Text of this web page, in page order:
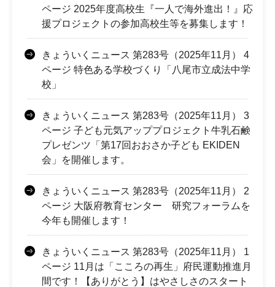
ページ 2025年度高校生『一人で海外進出！』応
援プロジェクトの参加高校生等を募集します！
きょういくニュース 第283号（2025年11月） 4
ページ 特色ある学校づくり「八尾市立成法中学
校」
きょういくニュース 第283号（2025年11月） 3
ページ 子ども元気アッププロジェクト牛乳石鹸
プレゼンツ「第17回おおさか子ども EKIDEN
会」を開催します。
きょういくニュース 第283号（2025年11月） 2
ページ 大阪府教育センター 研究フォーラムを
今年も開催します！
きょういくニュース 第283号（2025年11月） 1
ページ 11月は「こころの再生」府民運動推進月
間です！【ありがとう】はやさしさのスタート